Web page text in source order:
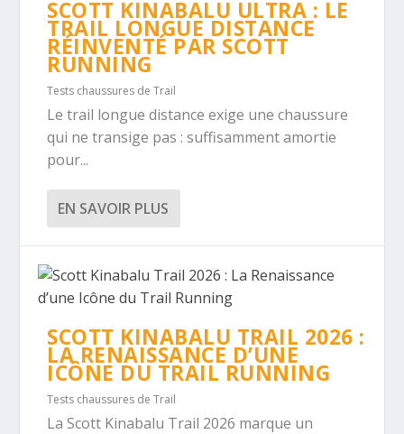
SCOTT KINABALU ULTRA : LE
TRAIL LONGUE DISTANCE
RÉINVENTÉ PAR SCOTT
RUNNING
Tests chaussures de Trail
Le trail longue distance exige une chaussure
qui ne transige pas : suffisamment amortie
pour...
EN SAVOIR PLUS
SCOTT KINABALU TRAIL 2026 :
LA RENAISSANCE D’UNE
ICÔNE DU TRAIL RUNNING
Tests chaussures de Trail
La Scott Kinabalu Trail 2026 marque un